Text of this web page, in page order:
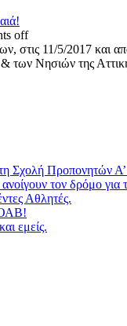
off
11/5/2017 και
& των Νησιών της
Σχολή Προπονητών
τον δρόμο για
Αθλητές.
εμείς.